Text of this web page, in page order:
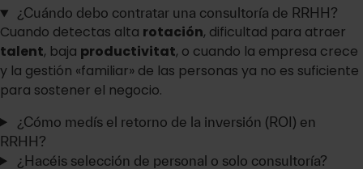
¿Cuándo debo contratar una consultoría de RRHH?
Cuando detectas alta rotación, dificultad para atraer
talent, baja productivitat, o cuando la empresa crece
y la gestión «familiar» de las personas ya no es suficiente
para sostener el negocio.
¿Cómo medís el retorno de la inversión (ROI) en
RRHH?
¿Hacéis selección de personal o solo consultoría?